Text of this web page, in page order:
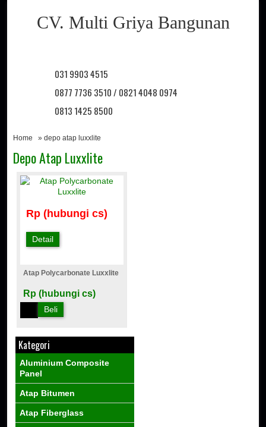
CV. Multi Griya Bangunan
031 9903 4515
0877 7736 3510 / 0821 4048 0974
0813 1425 8500
Home » depo atap luxxlite
Depo Atap Luxxlite
Rp (hubungi cs)
Detail
Atap Polycarbonate Luxxlite
Rp (hubungi cs)
Beli
Kategori
Aluminium Composite
Panel
Atap Bitumen
Atap Fiberglass